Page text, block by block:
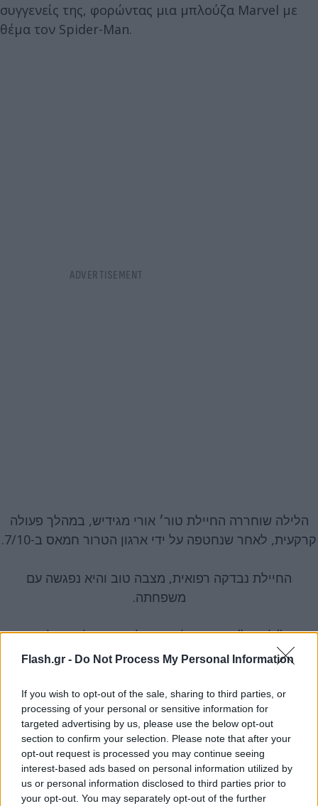
Flash.gr - Do Not Process My Personal Information
If you wish to opt-out of the sale, sharing to third parties, or
processing of your personal or sensitive information for
targeted advertising by us, please use the below opt-out
section to confirm your selection. Please note that after your
opt-out request is processed you may continue seeing
interest-based ads based on personal information utilized by
us or personal information disclosed to third parties prior to
your opt-out. You may separately opt-out of the further
συγγενείς της, φορώντας μια μπλούζα Marvel με
θέμα τον Spider-Man.
הלילה שוחררה החיילת טור׳ אורי מגידיש, במהלך פעולה
קרקעית, לאחר שנחטפה על ידי ארגון הטרור חמאס ב-7/10.
החיילת נבדקה רפואית, מצבה טוב והיא נפגשה עם
משפחתה.
צה״ל ושב״כ ימשיכו לעשות כל מאמץ על מנת להביא
לשחרור החטופים.pic.twitter.com/O59R40qUzB
2023
Ισραηλινή παρουσιάστρια μαθαίνει on air την
είδηση της απελευθέρωσης
Η είδηση της απελευθέρωσης της ομήρου,